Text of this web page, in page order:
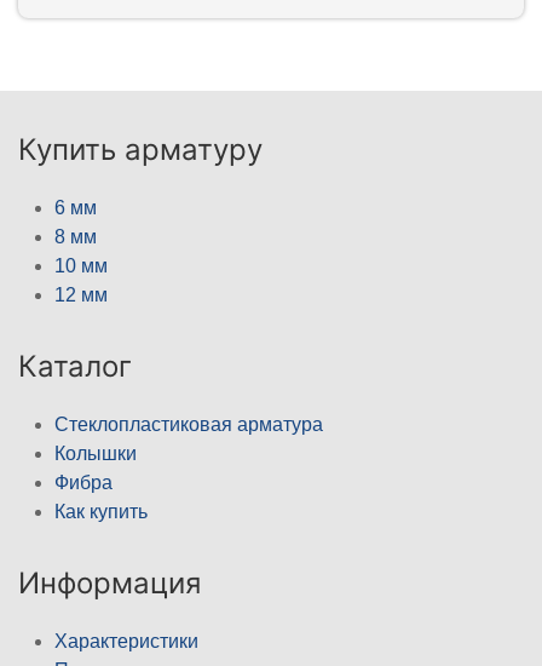
Купить арматуру
6 мм
8 мм
10 мм
12 мм
Каталог
Стеклопластиковая арматура
Колышки
Фибра
Как купить
Информация
Характеристики